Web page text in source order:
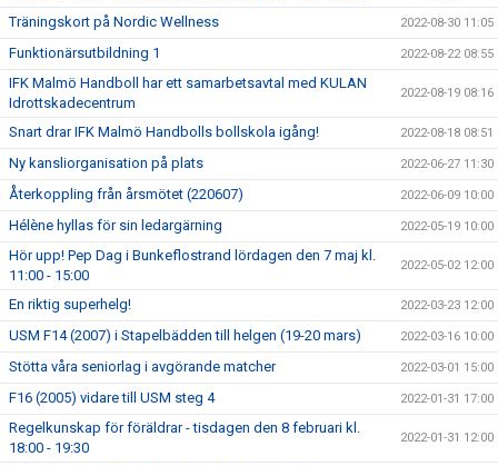
Träningskort på Nordic Wellness 2022-08-30 11:05
Funktionärsutbildning 1 2022-08-22 08:55
IFK Malmö Handboll har ett samarbetsavtal med KULAN
Idrottskadecentrum
2022-08-19 08:16
Snart drar IFK Malmö Handbolls bollskola igång! 2022-08-18 08:51
Ny kansliorganisation på plats 2022-06-27 11:30
Återkoppling från årsmötet (220607) 2022-06-09 10:00
Hélène hyllas för sin ledargärning 2022-05-19 10:00
Hör upp! Pep Dag i Bunkeflostrand lördagen den 7 maj kl.
11:00 - 15:00
2022-05-02 12:00
En riktig superhelg! 2022-03-23 12:00
USM F14 (2007) i Stapelbädden till helgen (19-20 mars) 2022-03-16 10:00
Stötta våra seniorlag i avgörande matcher 2022-03-01 15:00
F16 (2005) vidare till USM steg 4 2022-01-31 17:00
Regelkunskap för föräldrar - tisdagen den 8 februari kl.
18:00 - 19:30
2022-01-31 12:00